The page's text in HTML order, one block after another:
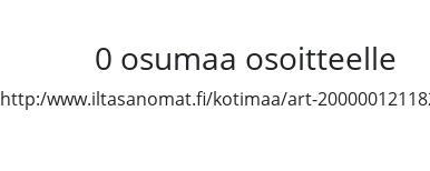
0 osumaa osoitteelle
http:/www.iltasanomat.fi/kotimaa/art-